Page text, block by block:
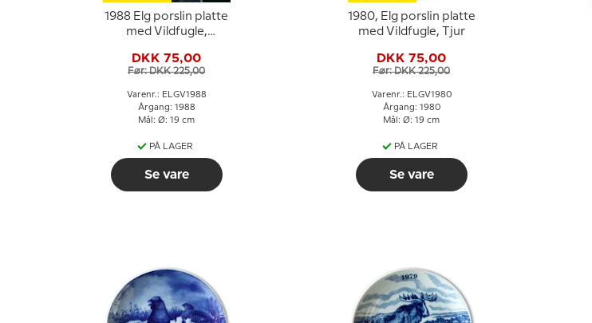
1988 Elg porslin platte
med Vildfugle,
DKK 75,00
Før: DKK 225,00
Varenr.: ELGV1988
Årgang: 1988
Mål: Ø: 19 cm
PÅ LAGER
Se vare
1980, Elg porslin platte
med Vildfugle, Tjur
DKK 75,00
Før: DKK 225,00
Varenr.: ELGV1980
Årgang: 1980
Mål: Ø: 19 cm
PÅ LAGER
Se vare